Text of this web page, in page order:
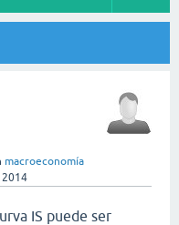
macroeconomía
IS puede ser